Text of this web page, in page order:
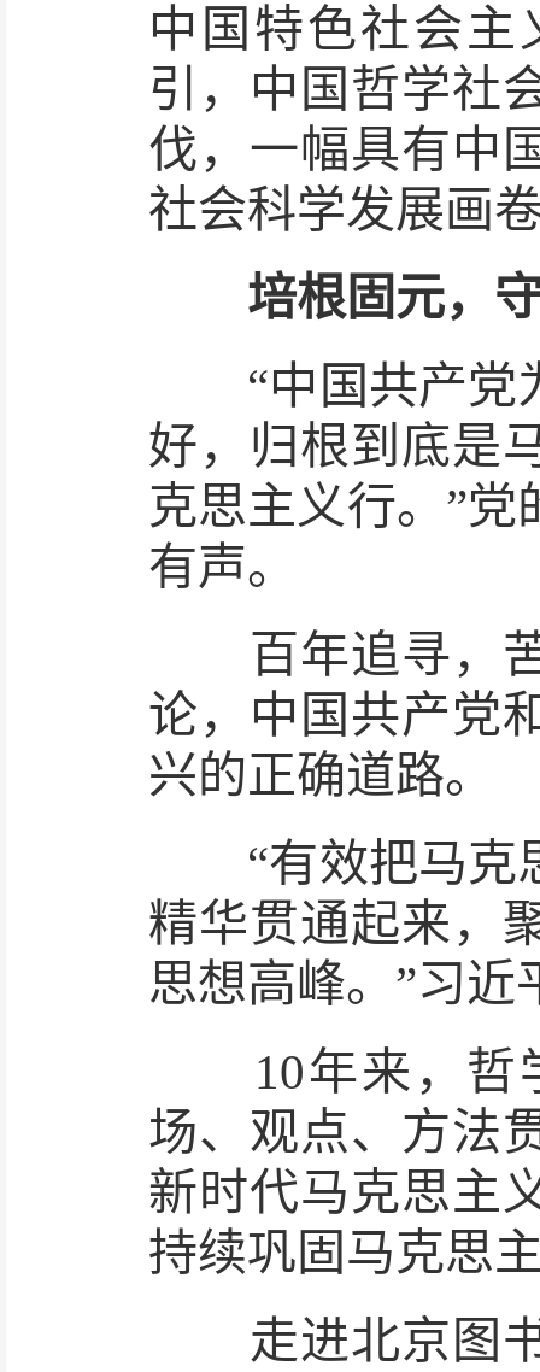
中国特色社会
引，中国哲学社
伐，一幅具有中
社会科学发展画
培根固元，
“中国共产党为
好，归根到底是
克思主义行。”
有声。
百年追寻，苦
论，中国共产党
兴的正确道路。
“有效把马克思
精华贯通起来，
思想高峰。”习
10年来，哲学
场、观点、方法
新时代马克思主
持续巩固马克思
走进北京图书